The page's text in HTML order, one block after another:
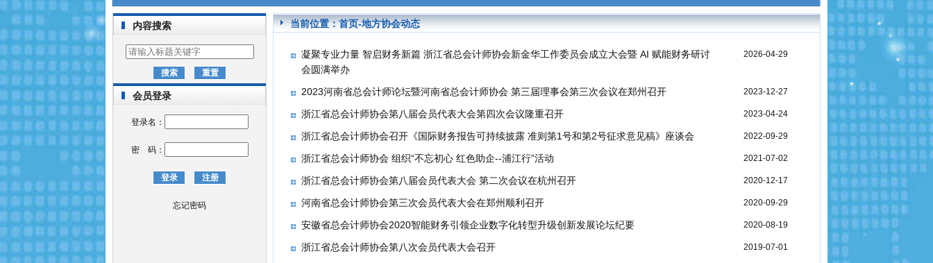
内容搜索
会员登录
登录名：
密 码：
忘记密码
当前位置：首页-地方协会动态
凝聚专业力量 智启财务新篇 浙江省总会计师协会新金华工作委员会成立大会暨 AI 赋能财务研讨
会圆满举办
2026-04-29
​2023河南省总会计师论坛暨河南省总会计师协会 第三届理事会第三次会议在郑州召开 2023-12-27
浙江省总会计师协会第八届会员代表大会第四次会议隆重召开 2023-04-24
浙江省总会计师协会召开《国际财务报告可持续披露 准则第1号和第2号征求意见稿》座谈会 2022-09-29
浙江省总会计师协会 组织“不忘初心 红色助企--浦江行”活动 2021-07-02
浙江省总会计师协会第八届会员代表大会 第二次会议在杭州召开 2020-12-17
​河南省总会计师协会第三次会员代表大会在郑州顺利召开 2020-09-29
安徽省总会计师协会2020智能财务引领企业数字化转型升级创新发展论坛纪要 2020-08-19
浙江省总会计师协会第八次会员代表大会召开 2019-07-01